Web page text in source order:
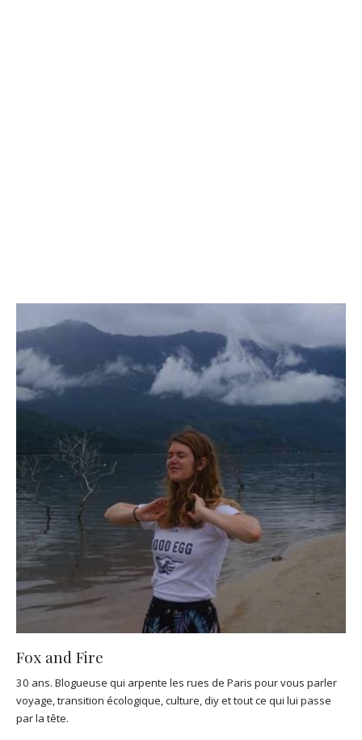
Fox and Fire
30 ans. Blogueuse qui arpente les rues de Paris pour vous parler
voyage, transition écologique, culture, diy et tout ce qui lui passe
par la tête.